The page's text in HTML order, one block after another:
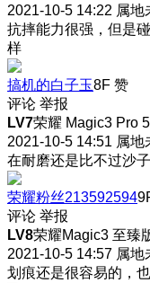
2021-10-5 14:22 属地
抗摔能力很强，但是
样
搞机的白子玉8F 赞
评论 举报
LV7荣耀 Magic3 Pro
2021-10-5 14:51 属地
在耐磨还是比不过沙子
荣耀粉丝213592594
评论 举报
LV8荣耀Magic3 至臻
2021-10-5 14:57 属地
划痕还是很容易的，